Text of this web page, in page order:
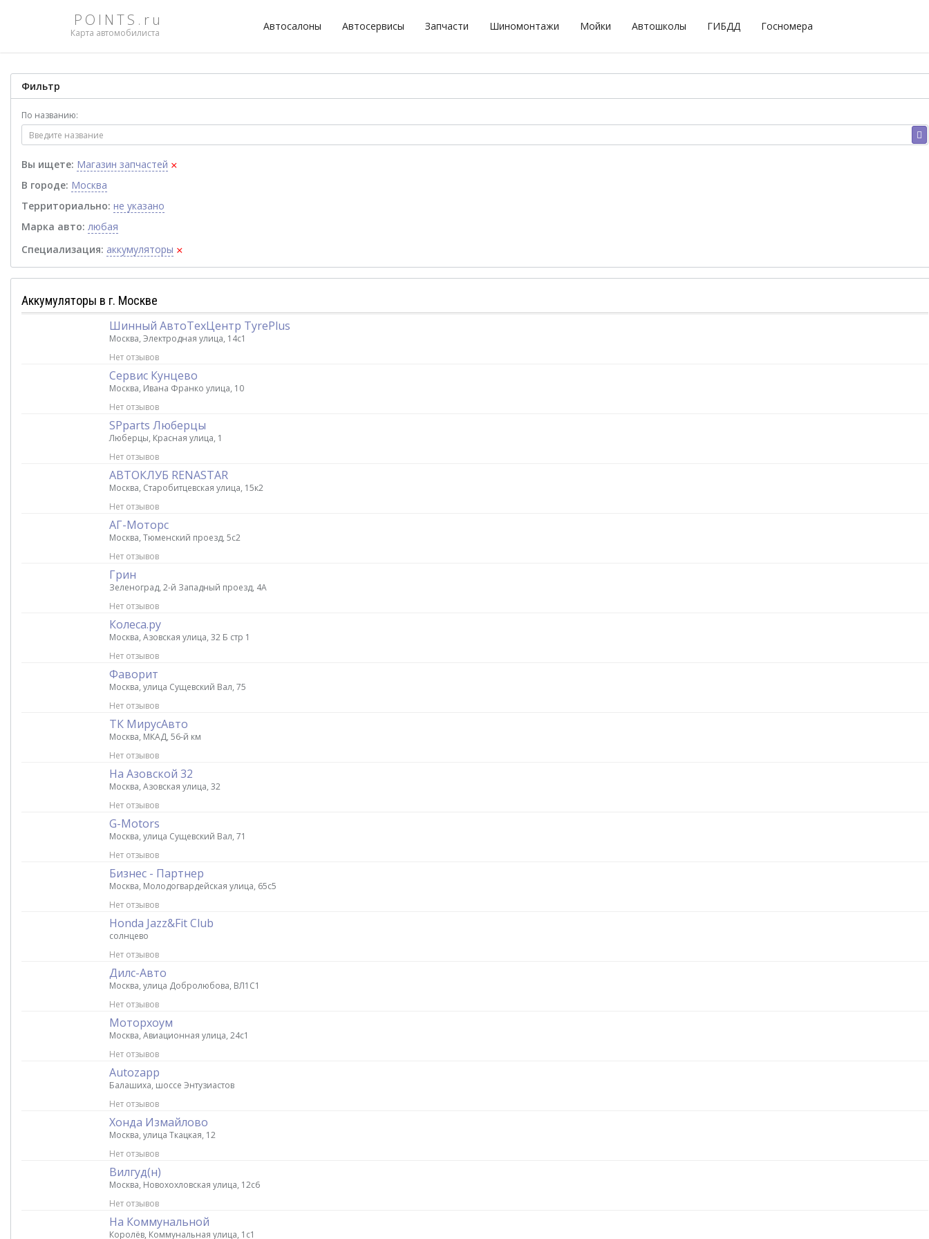
POINTS.ru
Карта автомобилиста
Автосалоны Автосервисы Запчасти Шиномонтажи Мойки Автошколы ГИБДД Госномера
Фильтр
По названию:
Вы ищете: Магазин запчастей ×
В городе: Москва
Территориально: не указано
Марка авто: любая
Специализация: аккумуляторы ×
Аккумуляторы в г. Москве
Шинный АвтоТехЦентр TyrePlus
Москва, Электродная улица, 14с1
Нет отзывов
Сервис Кунцево
Москва, Ивана Франко улица, 10
Нет отзывов
SPparts Люберцы
Люберцы, Красная улица, 1
Нет отзывов
АВТОКЛУБ RENASTAR
Москва, Старобитцевская улица, 15к2
Нет отзывов
АГ-Моторс
Москва, Тюменский проезд, 5с2
Нет отзывов
Грин
Зеленоград, 2-й Западный проезд, 4А
Нет отзывов
Колеса.ру
Москва, Азовская улица, 32 Б стр 1
Нет отзывов
Фаворит
Москва, улица Сущевский Вал, 75
Нет отзывов
ТК МирусАвто
Москва, МКАД, 56-й км
Нет отзывов
На Азовской 32
Москва, Азовская улица, 32
Нет отзывов
G-Motors
Москва, улица Сущевский Вал, 71
Нет отзывов
Бизнес - Партнер
Москва, Молодогвардейская улица, 65с5
Нет отзывов
Honda Jazz&Fit Club
солнцево
Нет отзывов
Дилс-Авто
Москва, улица Добролюбова, ВЛ1С1
Нет отзывов
Моторхоум
Москва, Авиационная улица, 24с1
Нет отзывов
Autozapp
Балашиха, шоссе Энтузиастов
Нет отзывов
Хонда Измайлово
Москва, улица Ткацкая, 12
Нет отзывов
Вилгуд(н)
Москва, Новохохловская улица, 12с6
Нет отзывов
На Коммунальной
Королёв, Коммунальная улица, 1с1